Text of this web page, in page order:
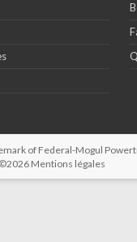
of Federal-Mogul
Mentions légales